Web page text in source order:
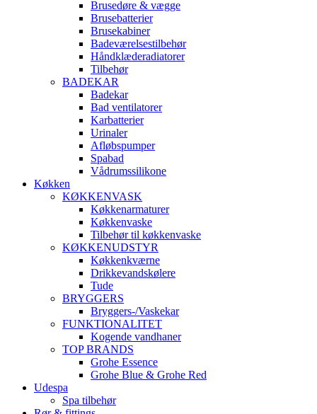
Brusedøre & vægge
Brusebatterier
Brusekabiner
Badeværelsestilbehør
Håndklæderadiatorer
Tilbehør
BADEKAR
Badekar
Bad ventilatorer
Karbatterier
Urinaler
Afløbspumper
Spabad
Vådrumssilikone
Køkken
KØKKENVASK
Køkkenarmaturer
Køkkenvaske
Tilbehør til køkkenvaske
KØKKENUDSTYR
Køkkenkværne
Drikkevandskølere
Tude
BRYGGERS
Bryggers-/Vaskekar
FUNKTIONALITET
Kogende vandhaner
TOP BRANDS
Grohe Essence
Grohe Blue & Grohe Red
Udespa
Spa tilbehør